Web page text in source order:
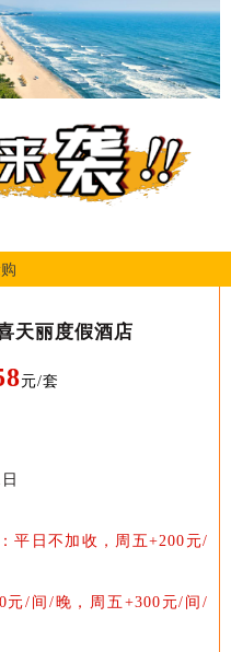
天丽度假酒店
元/套
平日不加收，周五+200元/
/间/晚，周五+300元/间/